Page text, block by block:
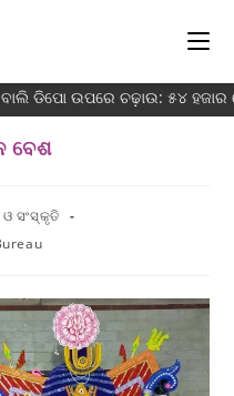
ଡିପୋ ଉପରେ ଚଢ଼ାଉ: ୫୪ ହଜାର
ବେଶ
ଓ ସଂସ୍କୃତି